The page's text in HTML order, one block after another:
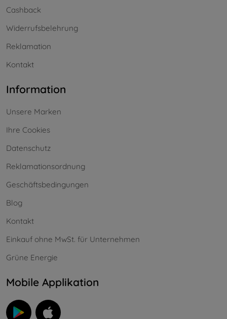
Cashback
Widerrufsbelehrung
Reklamation
Kontakt
Information
Unsere Marken
Ihre Cookies
Datenschutz
Reklamationsordnung
Geschäftsbedingungen
Blog
Kontakt
Einkauf ohne MwSt. für Unternehmen
Grüne Energie
Mobile Applikation